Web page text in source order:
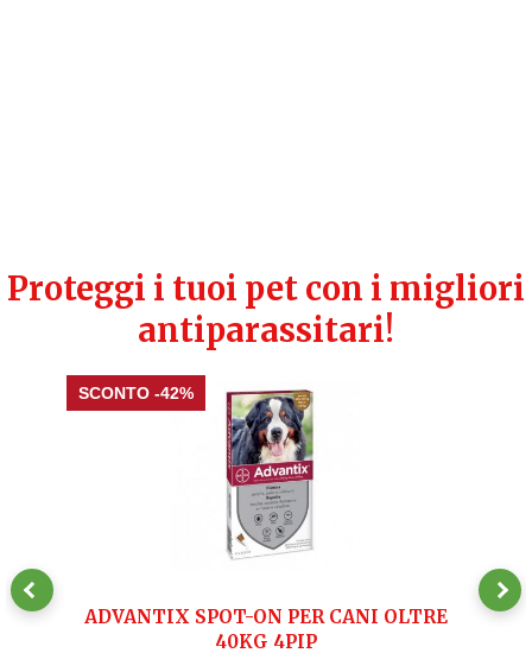
Proteggi i tuoi pet con i migliori
antiparassitari!
SCONTO -42%
ADVANTIX SPOT-ON PER CANI OLTRE
40KG 4PIP
prezzo
originale
era:
54,70 €.
prezzo
attuale
è:
31,90 €.